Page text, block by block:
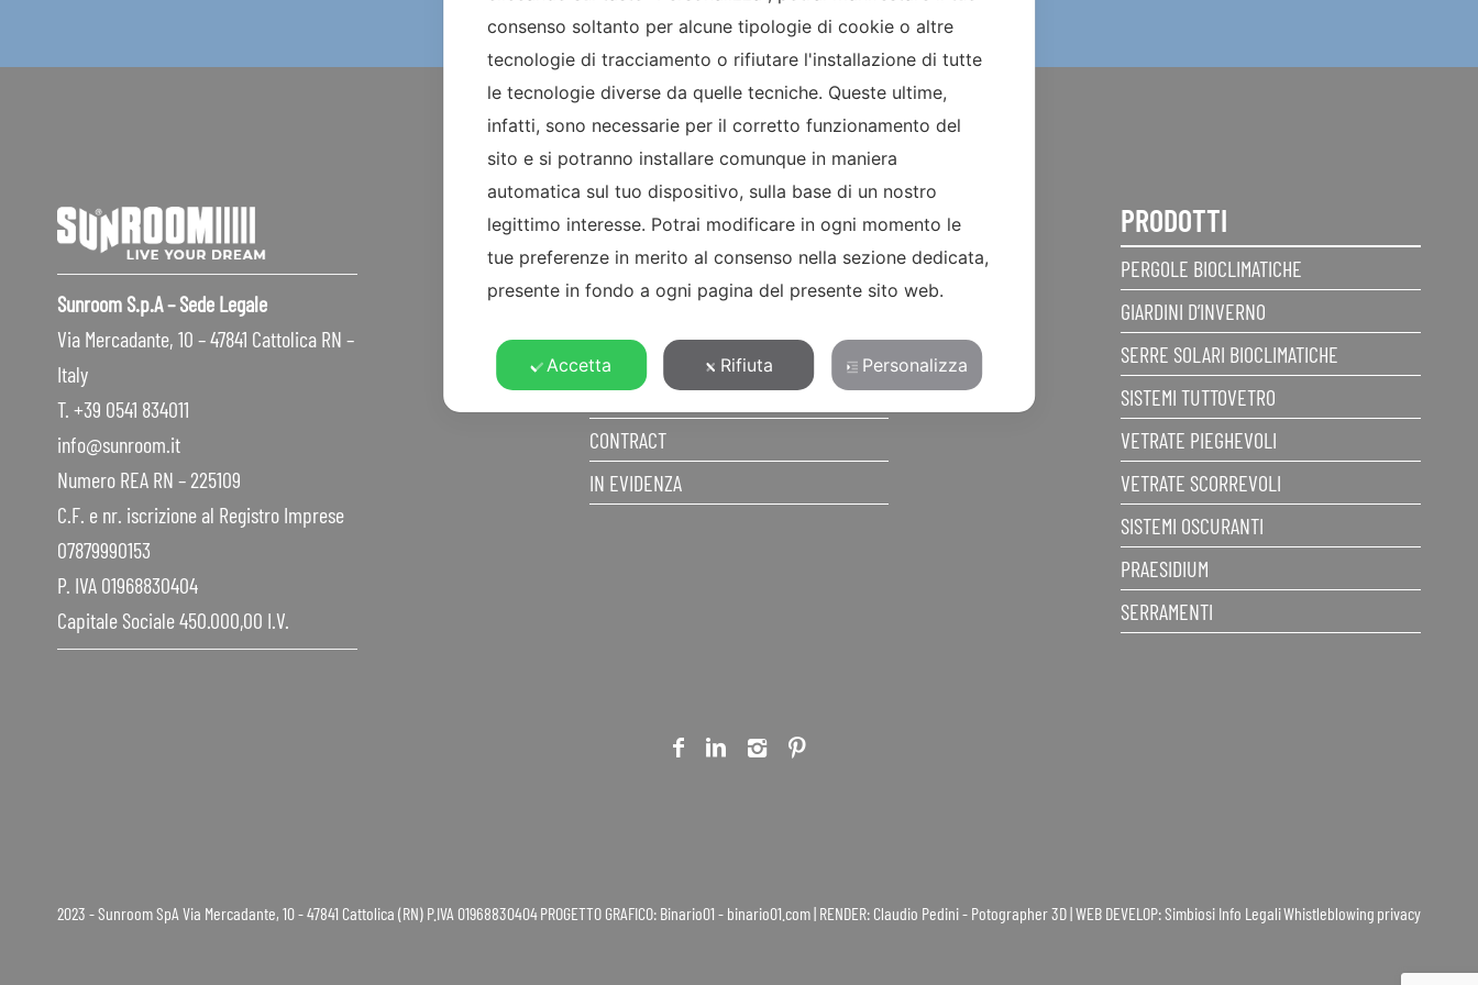
Sunroom S.p.A – Sede Legale
Via Mercadante, 10 – 47841 Cattolica RN –
Italy
T. +39 0541 834011
info@sunroom.it
Numero REA RN – 225109
C.F. e nr. iscrizione al Registro Imprese
07879990153
P. IVA 01968830404
Capitale Sociale 450.000,00 I.V.
MENU
CHI SIAMO
REALIZZAZIONI
PRIVATI
CONTRACT
IN EVIDENZA
PRODOTTI
PERGOLE BIOCLIMATICHE
GIARDINI D’INVERNO
SERRE SOLARI BIOCLIMATICHE
SISTEMI TUTTOVETRO
VETRATE PIEGHEVOLI
VETRATE SCORREVOLI
SISTEMI OSCURANTI
PRAESIDIUM
SERRAMENTI
2023 - Sunroom SpA Via Mercadante, 10 - 47841 Cattolica (RN) P.IVA 01968830404PROGETTO GRAFICO: Binario01 - binario01.com | RENDER: Claudio Pedini - Potographer 3D | WEB DEVELOP: Simbiosi Info LegaliWhistleblowing privacy
consenso soltanto per alcune tipologie di cookie o altre
tecnologie di tracciamento o rifiutare l'installazione di tutte
le tecnologie diverse da quelle tecniche. Queste ultime,
infatti, sono necessarie per il corretto funzionamento del
sito e si potranno installare comunque in maniera
automatica sul tuo dispositivo, sulla base di un nostro
legittimo interesse. Potrai modificare in ogni momento le
tue preferenze in merito al consenso nella sezione dedicata,
presente in fondo a ogni pagina del presente sito web.
Accetta Rifiuta Personalizza